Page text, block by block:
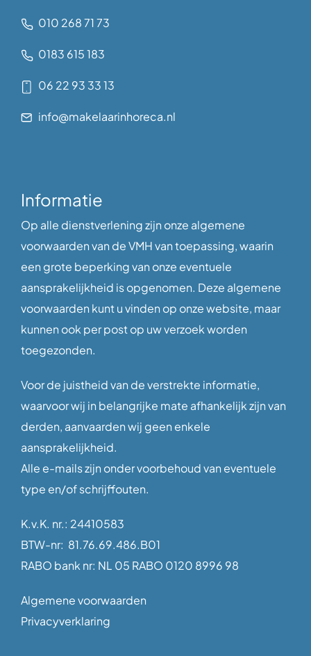
010 268 71 73
0183 615 183
06 22 93 33 13
info@makelaarinhoreca.nl
Informatie
Op alle dienstverlening zijn onze algemene
voorwaarden van de VMH van toepassing, waarin
een grote beperking van onze eventuele
aansprakelijkheid is opgenomen. Deze algemene
voorwaarden kunt u vinden op onze website, maar
kunnen ook per post op uw verzoek worden
toegezonden.
Voor de juistheid van de verstrekte informatie,
waarvoor wij in belangrijke mate afhankelijk zijn van
derden, aanvaarden wij geen enkele
aansprakelijkheid.
Alle e-mails zijn onder voorbehoud van eventuele
type en/of schrijffouten.
K.v.K. nr.: 24410583
BTW-nr: 81.76.69.486.B01
RABO bank nr: NL 05 RABO 0120 8996 98
Algemene voorwaarden
Privacyverklaring